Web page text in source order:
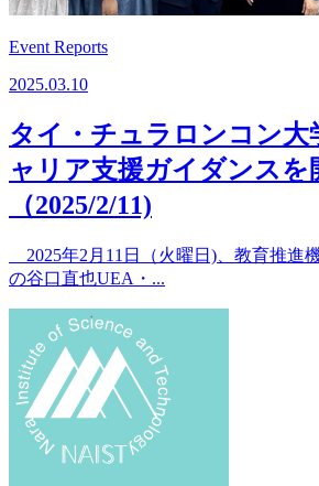
Event Reports
2025.03.10
タイ・チュラロンコン大
ャリア支援ガイダンスを
（2025/2/11)
2025年2月11日（火曜日)、教育推進
の谷口直也UEA・...